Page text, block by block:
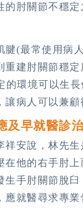
肘關節不穩
(最常使用病
建肘關節穩
的環境可以生
病人可以兼顧
及早就醫診
安說，林先
他的右手肘
手肘關節脫
就醫尋求專